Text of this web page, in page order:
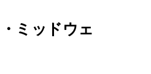
ミッドウェ